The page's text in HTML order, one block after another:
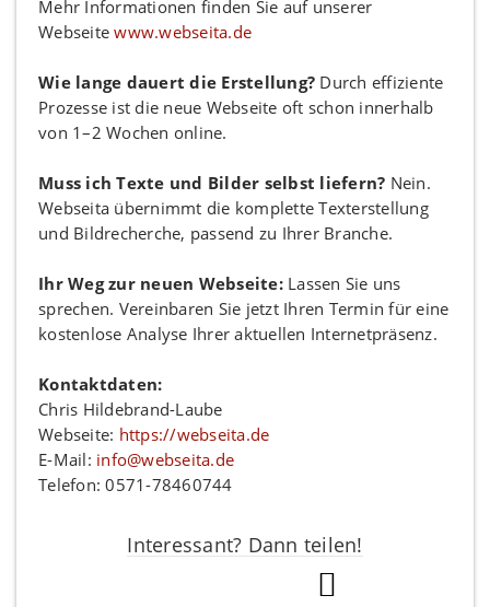
Mehr Informationen finden Sie auf unserer
Webseitewww.webseita.de
Wie lange dauert die Erstellung? Durch effiziente
Prozesse ist die neue Webseite oft schon innerhalb
von 1–2 Wochen online.
Muss ich Texte und Bilder selbst liefern? Nein.
Webseita übernimmt die komplette Texterstellung
und Bildrecherche, passend zu Ihrer Branche.
Ihr Weg zur neuen Webseite:Lassen Sie uns
sprechen. Vereinbaren Sie jetzt Ihren Termin für eine
kostenlose Analyse Ihrer aktuellen Internetpräsenz.
Kontaktdaten:
Chris Hildebrand-Laube
Webseite: https://webseita.de
E-Mail: info@webseita.de
Telefon: 0571-78460744
Interessant? Dann teilen!